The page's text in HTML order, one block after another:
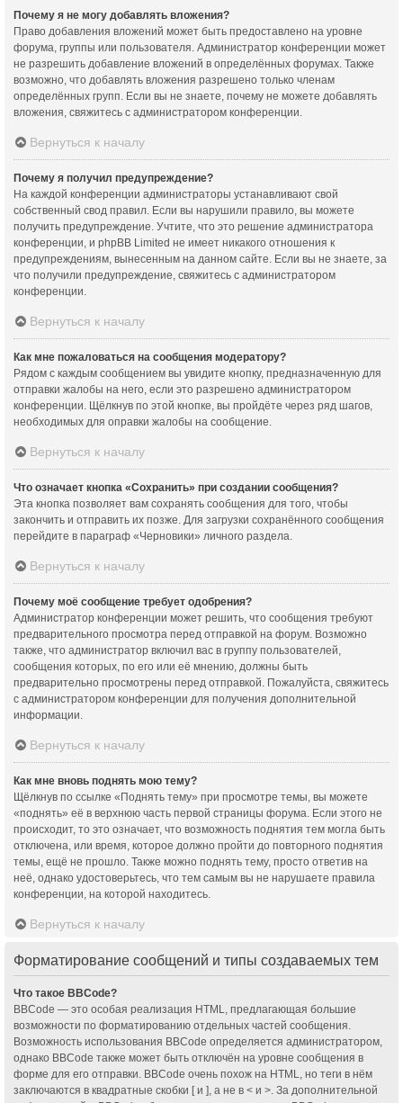
Почему я не могу добавлять вложения?
Право добавления вложений может быть предоставлено на уровне
форума, группы или пользователя. Администратор конференции может
не разрешить добавление вложений в определённых форумах. Также
возможно, что добавлять вложения разрешено только членам
определённых групп. Если вы не знаете, почему не можете добавлять
вложения, свяжитесь с администратором конференции.
Вернуться к началу
Почему я получил предупреждение?
На каждой конференции администраторы устанавливают свой
собственный свод правил. Если вы нарушили правило, вы можете
получить предупреждение. Учтите, что это решение администратора
конференции, и phpBB Limited не имеет никакого отношения к
предупреждениям, вынесенным на данном сайте. Если вы не знаете, за
что получили предупреждение, свяжитесь с администратором
конференции.
Вернуться к началу
Как мне пожаловаться на сообщения модератору?
Рядом с каждым сообщением вы увидите кнопку, предназначенную для
отправки жалобы на него, если это разрешено администратором
конференции. Щёлкнув по этой кнопке, вы пройдёте через ряд шагов,
необходимых для оправки жалобы на сообщение.
Вернуться к началу
Что означает кнопка «Сохранить» при создании сообщения?
Эта кнопка позволяет вам сохранять сообщения для того, чтобы
закончить и отправить их позже. Для загрузки сохранённого сообщения
перейдите в параграф «Черновики» личного раздела.
Вернуться к началу
Почему моё сообщение требует одобрения?
Администратор конференции может решить, что сообщения требуют
предварительного просмотра перед отправкой на форум. Возможно
также, что администратор включил вас в группу пользователей,
сообщения которых, по его или её мнению, должны быть
предварительно просмотрены перед отправкой. Пожалуйста, свяжитесь
с администратором конференции для получения дополнительной
информации.
Вернуться к началу
Как мне вновь поднять мою тему?
Щёлкнув по ссылке «Поднять тему» при просмотре темы, вы можете
«поднять» её в верхнюю часть первой страницы форума. Если этого не
происходит, то это означает, что возможность поднятия тем могла быть
отключена, или время, которое должно пройти до повторного поднятия
темы, ещё не прошло. Также можно поднять тему, просто ответив на
неё, однако удостоверьтесь, что тем самым вы не нарушаете правила
конференции, на которой находитесь.
Вернуться к началу
Форматирование сообщений и типы создаваемых тем
Что такое BBCode?
BBCode — это особая реализация HTML, предлагающая большие
возможности по форматированию отдельных частей сообщения.
Возможность использования BBCode определяется администратором,
однако BBCode также может быть отключён на уровне сообщения в
форме для его отправки. BBCode очень похож на HTML, но теги в нём
заключаются в квадратные скобки [ и ], а не в < и >. За дополнительной